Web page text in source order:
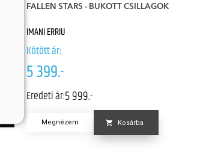
FALLEN STARS - BUKOTT CSILLAGOK
IMANI ERRIU
Kötött ár:
5 399.-
Eredeti ár:5 999.-
Megnézem Kosárba